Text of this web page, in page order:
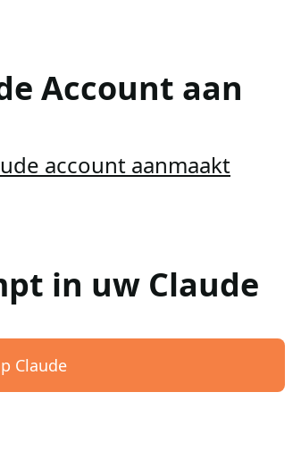
Account aan
account aanmaakt
in uw Claude
Claude